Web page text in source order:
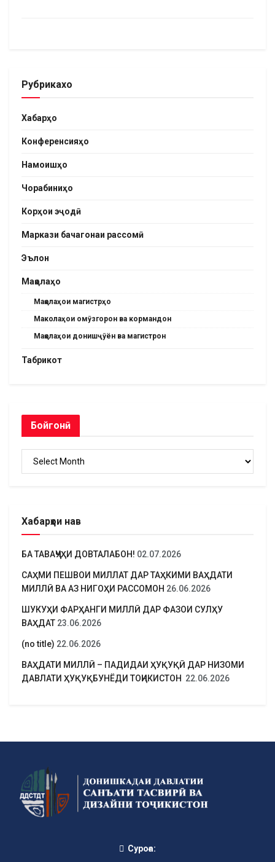
Рубрикахо
Хабарҳо
Конференсияҳо
Намоишҳо
Чорабиниҳо
Корҳои эҷодӣ
Маркази бачагонаи рассомӣ
Эълон
Мақолаҳо
Мақолаҳои магистрҳо
Маколаҳои омӯзгорон ва кормандон
Мақолаҳои донишҷӯён ва магистрон
Табрикот
Бойгонӣ
Хабарҳои нав
БА ТАВАҶҶУҲИ ДОВТАЛАБОН! 02.07.2026
САҲМИ ПЕШВОИ МИЛЛАТ ДАР ТАҲКИМИ ВАҲДАТИ
МИЛЛӢ ВА АЗ НИГОҲИ РАССОМОН 26.06.2026
ШУКУҲИ ФАРҲАНГИ МИЛЛӢ ДАР ФАЗОИ СУЛҲУ
ВАҲДАТ 23.06.2026
(no title) 22.06.2026
ВАҲДАТИ МИЛЛӢ – ПАДИДАИ ҲУҚУҚӢ ДАР НИЗОМИ
ДАВЛАТИ ҲУҚУҚБУНЁДИ ТОҶИКИСТОН 22.06.2026
Суроға: